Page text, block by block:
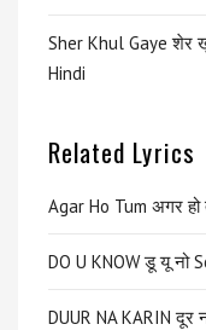
Sher Khul Gaye शेर
Hindi
Related Lyrics
Agar Ho Tum अगर
DO U KNOW डू यू नो
DUUR NA KARIN दूर